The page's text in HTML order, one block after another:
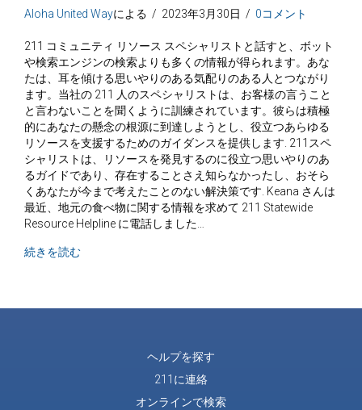
Aloha United Wayによる / 2023年3月30日 / 0コメント
211 コミュニティ リソース スペシャリストと話すと、ボット
や検索エンジンの検索よりも多くの情報が得られます。あな
たは、耳を傾ける思いやりのある気配りのある人とつながり
ます。当社の 211 人のスペシャリストは、お客様の言うこと
と言わないことを聞くように訓練されています。彼らは積極
的にあなたの懸念の根源に到達しようとし、役立つあらゆる
リソースを支援するためのガイダンスを提供します. 211スペ
シャリストは、リソースを発見するのに役立つ思いやりのあ
るガイドであり、存在することさえ知らなかったし、おそら
くあなたが今まで考えたことのない解決策です. Keana さんは
最近、地元の食べ物に関する情報を求めて 211 Statewide
Resource Helpline に電話しました…
続きを読むそれは単なる電話ではなく、会話です
ヘルプを探す
211に連絡
オンラインで検索